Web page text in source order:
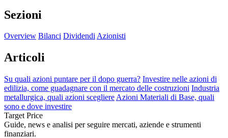
Sezioni
Overview Bilanci DividendiAzionisti
Articoli
Su quali azioni puntare per il dopo guerra? Investire nelle azioni di
edilizia, come guadagnare con il mercato delle costruzioni Industria
metallurgica, quali azioni scegliere Azioni Materiali di Base, quali
sono e dove investire
Target Price
Guide, news e analisi per seguire mercati, aziende e strumenti
finanziari.